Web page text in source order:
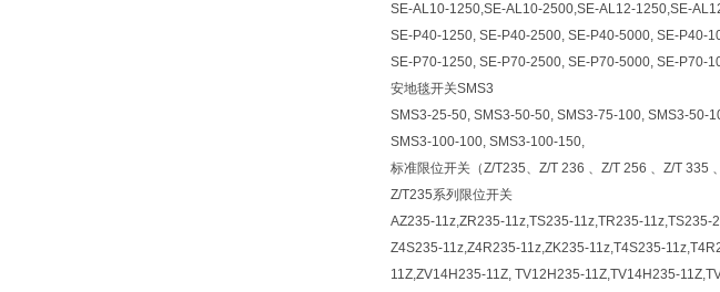
SE-AL10-1250,SE-AL10-2500,SE-AL12-1250,SE-
SE-P40-1250, SE-P40-2500, SE-P40-5000, SE-P40-
SE-P70-1250, SE-P70-2500, SE-P70-5000, SE-P70-
安地毯开关SMS3
SMS3-25-50, SMS3-50-50, SMS3-75-100, SMS3-50-
SMS3-100-100, SMS3-100-150,
标准限位开关（Z/T235、Z/T 236 、Z/T 256 、Z/T 335
Z/T235系列限位开关
AZ235-11z,ZR235-11z,TS235-11z,TR235-
Z4S235-11z,Z4R235-11z,ZK235-11z,T4S235-
11Z,ZV14H235-11Z, TV12H235-11Z,TV14H235-